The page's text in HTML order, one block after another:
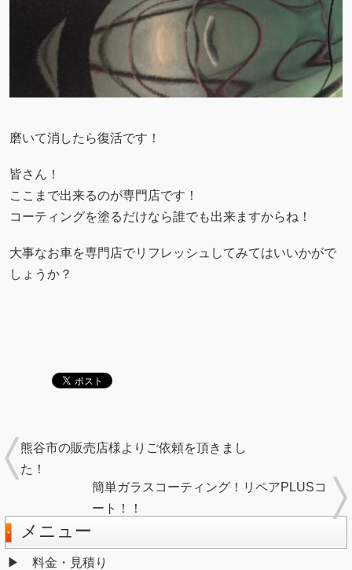
磨いて消したら復活です！
皆さん！
ここまで出来るのが専門店です！
コーティングを塗るだけなら誰でも出来ますからね！
大事なお車を専門店でリフレッシュしてみてはいいかがで
しょうか？
熊谷市の販売店様よりご依頼を頂きまし
た！
簡単ガラスコーティング！リペアPLUSコ
ート！！
メニュー
料金・見積り